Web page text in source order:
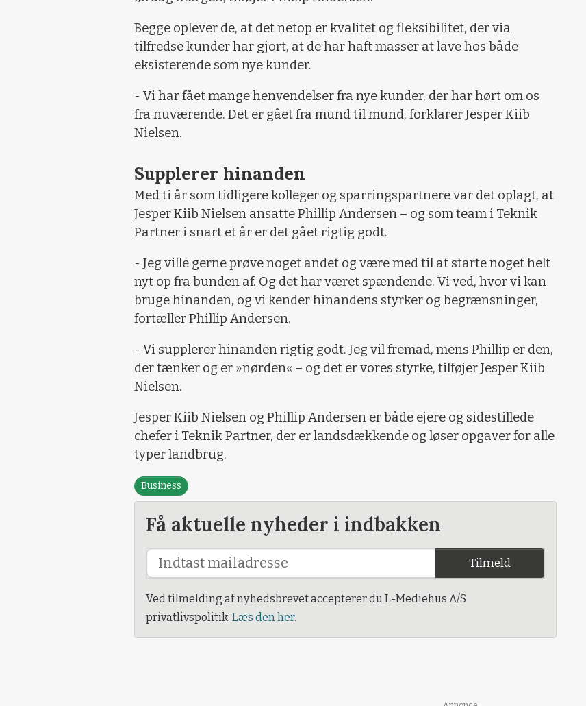
Begge oplever de, at det netop er kvalitet og fleksibilitet, der via
tilfredse kunder har gjort, at de har haft masser at lave hos både
eksisterende som nye kunder.
- Vi har fået mange henvendelser fra nye kunder, der har hørt om os
fra nuværende. Det er gået fra mund til mund, forklarer Jesper Kiib
Nielsen.
Supplerer hinanden
Med ti år som tidligere kolleger og sparringspartnere var det oplagt, at
Jesper Kiib Nielsen ansatte Phillip Andersen – og som team i Teknik
Partner i snart et år er det gået rigtig godt.
- Jeg ville gerne prøve noget andet og være med til at starte noget helt
nyt op fra bunden af. Og det har været spændende. Vi ved, hvor vi kan
bruge hinanden, og vi kender hinandens styrker og begrænsninger,
fortæller Phillip Andersen.
- Vi supplerer hinanden rigtig godt. Jeg vil fremad, mens Phillip er den,
der tænker og er »nørden« – og det er vores styrke, tilføjer Jesper Kiib
Nielsen.
Jesper Kiib Nielsen og Phillip Andersen er både ejere og sidestillede
chefer i Teknik Partner, der er landsdækkende og løser opgaver for alle
typer landbrug.
Business
Få aktuelle nyheder i indbakken
Tilmeld
Ved tilmelding af nyhedsbrevet accepterer du L-Mediehus A/S
privatlivspolitik. Læs den her.